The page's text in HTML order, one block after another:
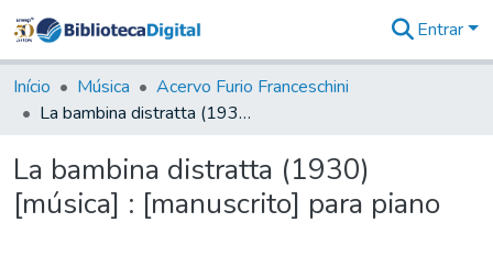
&
Coleções
Tudo na
Digital
Estatísticas
Entrar
Início Música
Acervo Furio Franceschini
La bambina distratta (1930) [música] : [manuscrito] para piano
La bambina distratta (1930)
[música] : [manuscrito] para piano